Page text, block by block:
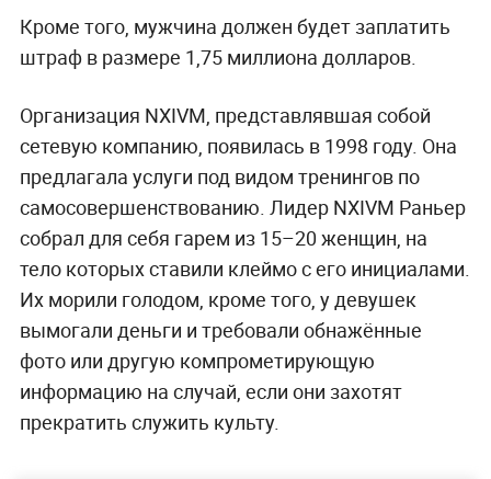
Кроме того, мужчина должен будет заплатить
штраф в размере 1,75 миллиона долларов.
Организация NXIVM, представлявшая собой
сетевую компанию, появилась в 1998 году. Она
предлагала услуги под видом тренингов по
самосовершенствованию. Лидер NXIVM Раньер
собрал для себя гарем из 15–20 женщин, на
тело которых ставили клеймо с его инициалами.
Их морили голодом, кроме того, у девушек
вымогали деньги и требовали обнажённые
фото или другую компрометирующую
информацию на случай, если они захотят
прекратить служить культу.